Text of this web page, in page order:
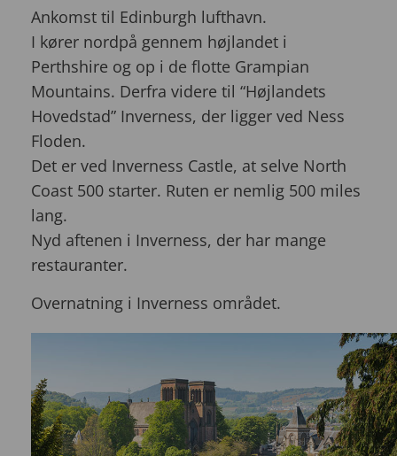
Ankomst til Edinburgh lufthavn.
I kører nordpå gennem højlandet i
Perthshire og op i de flotte Grampian
Mountains. Derfra videre til “Højlandets
Hovedstad” Inverness, der ligger ved Ness
Floden.
Det er ved Inverness Castle, at selve North
Coast 500 starter. Ruten er nemlig 500 miles
lang.
Nyd aftenen i Inverness, der har mange
restauranter.
Overnatning i Inverness området.